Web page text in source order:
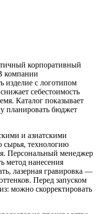
корпоративный
компании
изделие с логотипом
себестоимость
Каталог показывает
планировать бюджет
и азиатскими
сырья, технологию
Персональный менеджер
метод нанесения
лазерная гравировка —
Перед запуском
можно скорректировать